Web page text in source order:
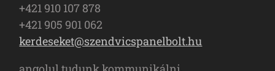
+421 910 107 878
+421 905 901 062
kerdeseket@szendvicspanelbolt.hu